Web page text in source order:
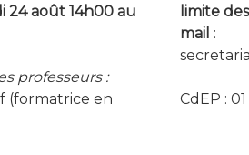
24 août 14h00 au
professeurs :
(formatrice en
limite
mail :
CdEP :